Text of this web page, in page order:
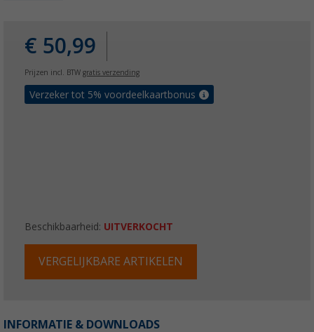
€ 50,99
Prijzen incl. BTW gratis verzending
Verzeker tot 5% voordeelkaartbonus
Beschikbaarheid: UITVERKOCHT
VERGELIJKBARE ARTIKELEN
INFORMATIE & DOWNLOADS